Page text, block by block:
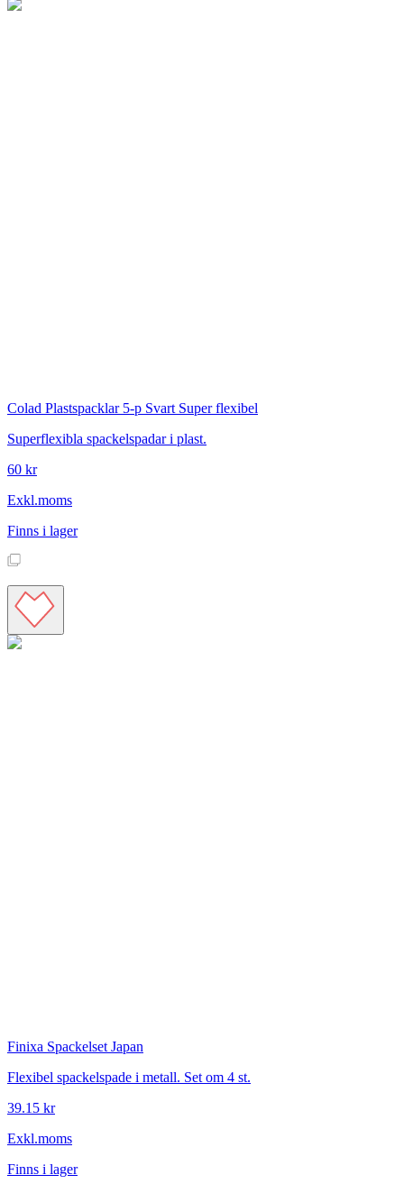
Colad Plastspacklar 5-p Svart Super flexibel
Superflexibla spackelspadar i plast.
60 kr
Exkl.moms
Finns i lager
Finixa Spackelset Japan
Flexibel spackelspade i metall. Set om 4 st.
39.15 kr
Exkl.moms
Finns i lager